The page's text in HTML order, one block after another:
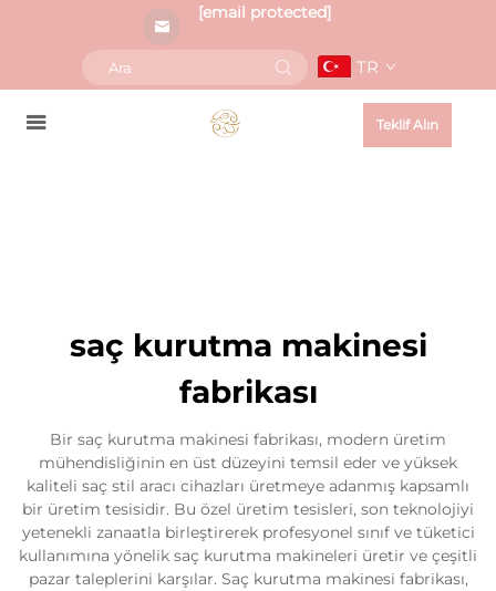
[email protected]
TR
Teklif Alın
saç kurutma makinesi
fabrikası
Bir saç kurutma makinesi fabrikası, modern üretim
mühendisliğinin en üst düzeyini temsil eder ve yüksek
kaliteli saç stil aracı cihazları üretmeye adanmış kapsamlı
bir üretim tesisidir. Bu özel üretim tesisleri, son teknolojiyi
yetenekli zanaatla birleştirerek profesyonel sınıf ve tüketici
kullanımına yönelik saç kurutma makineleri üretir ve çeşitli
pazar taleplerini karşılar. Saç kurutma makinesi fabrikası,